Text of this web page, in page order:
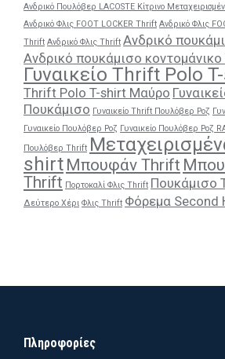
Ανδρικό Πουλόβερ LACOSTE Κίτρινο
Ανδρικό Φλις FOOT LOCKER Thrift Ανδρικό Φλις
Thrift Ανδρικό Φλις Thrift Ανδρικό
Ανδρικό πουκάμισο
Γυναικείο Thrift Polo
Thrift Polo T-shirt Μαύρο
Πουκάμισο Γυναικείο Thrift Πουλόβερ Ροζ
Γυναικείο Πουλόβερ Ροζ Γυναικείο Πουλόβερ Ροζ
Πουλόβερ Thrift
shirt Μπουφάν Thrift
Thrift Πορτοκαλί Φλις Thrift Πουκάμισο
Δεύτερο Χέρι Φλις Thrift Φόρεμα Second
Πληροφορίες